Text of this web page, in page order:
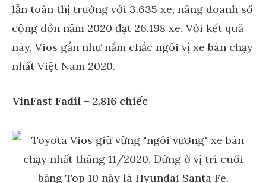
lẫn toàn thị trường với 3.635 xe, nâng doanh số
cộng dồn năm 2020 đạt 26.198 xe. Với kết quả
này, Vios gần như nắm chắc ngôi vị xe bán chạy
nhất Việt Nam 2020.
VinFast Fadil – 2.816 chiếc